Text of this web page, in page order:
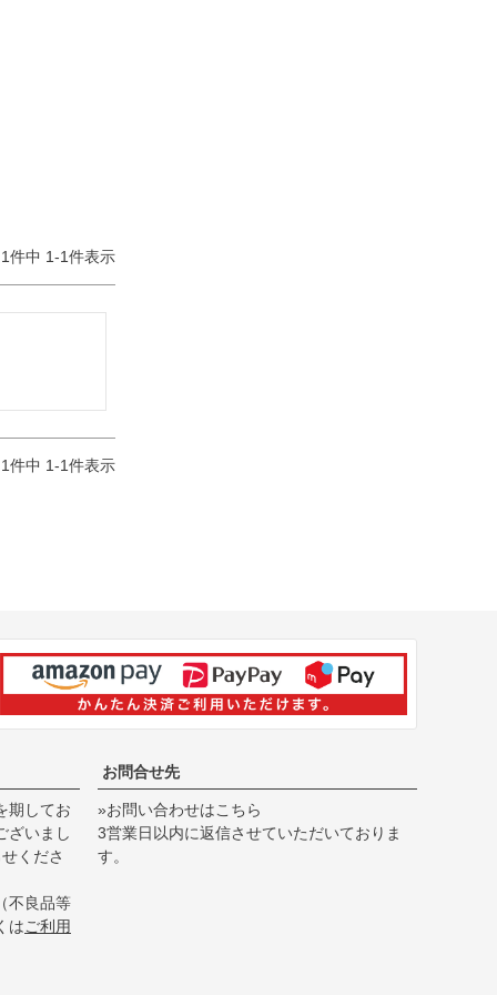
1件中 1-1件表示
1件中 1-1件表示
期してお
ざいまし
くださ
不良品等
はご利用
お問合せ先
»お問い合わせはこちら
3営業日以内に返信させていただいておりま
す。